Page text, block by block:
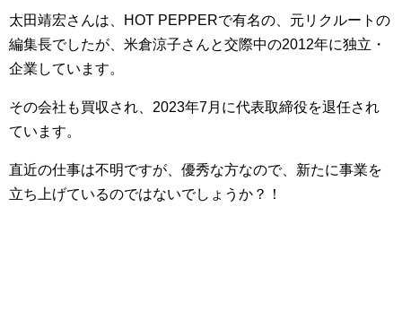
太田靖宏さんは、HOT PEPPERで有名の、元リクルートの
編集長でしたが、米倉涼子さんと交際中の2012年に独立・
企業しています。
その会社も買収され、2023年7月に代表取締役を退任され
ています。
直近の仕事は不明ですが、優秀な方なので、新たに事業を
立ち上げているのではないでしょうか？！